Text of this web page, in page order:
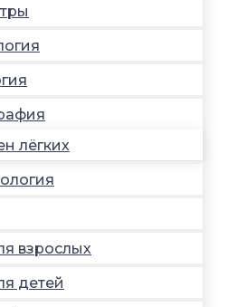
лёгких
взрослых
детей